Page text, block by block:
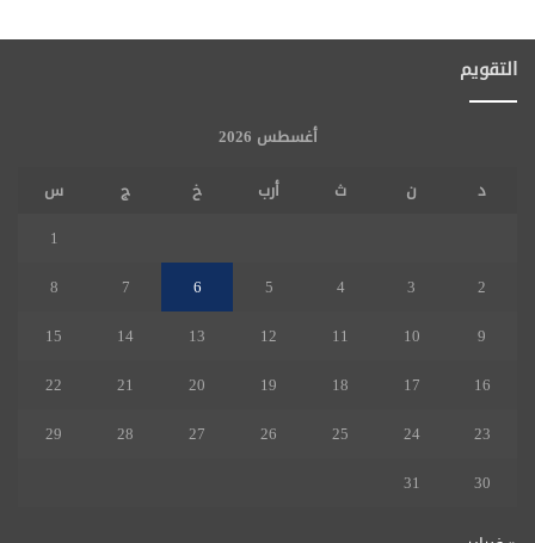
التقويم
أغسطس 2026
د
ن ث أرب خ ج
س
1
2
3
4
5
6
7
8
9
10
11
12
13
14
15
16
17
18
19
20
21
22
23
24
25
26
27
28
29
30
31